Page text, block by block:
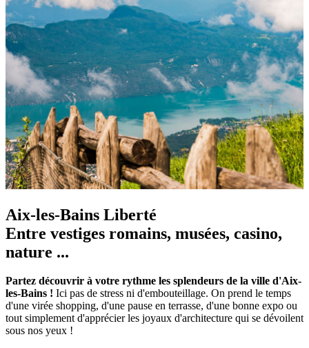
Aix-les-Bains Liberté
Entre vestiges romains, musées, casino,
nature ...
Partez découvrir à votre rythme les splendeurs de la ville d'Aix-
les-Bains ! Ici pas de stress ni d'embouteillage. On prend le temps
d'une virée shopping, d'une pause en terrasse, d'une bonne expo ou
tout simplement d'apprécier les joyaux d'architecture qui se dévoilent
sous nos yeux !